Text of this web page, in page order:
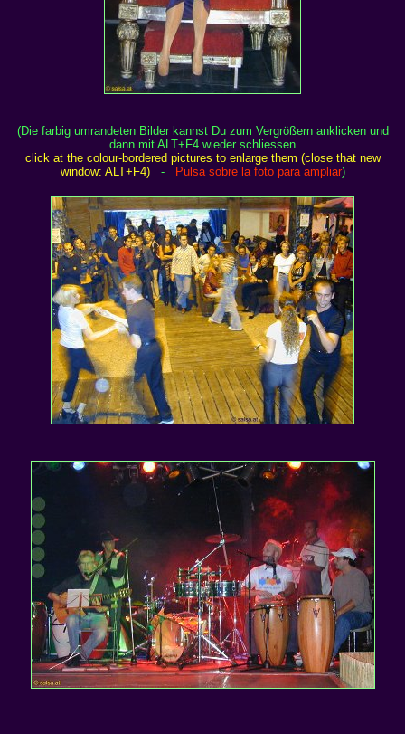
(Die farbig umrandeten Bilder kannst Du zum Vergrößern anklicken und
dann mit ALT+F4 wieder schliessen
click at the colour-bordered pictures to enlarge them (close that new
window: ALT+F4)
- Pulsa sobre la foto para ampliar)